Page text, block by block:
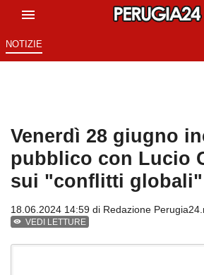
NOTIZIE
Venerdì 28 giugno
pubblico con Lucio
sui "conflitti globali"
18.06.2024 14:59 di Redazione
VEDI LETTURE